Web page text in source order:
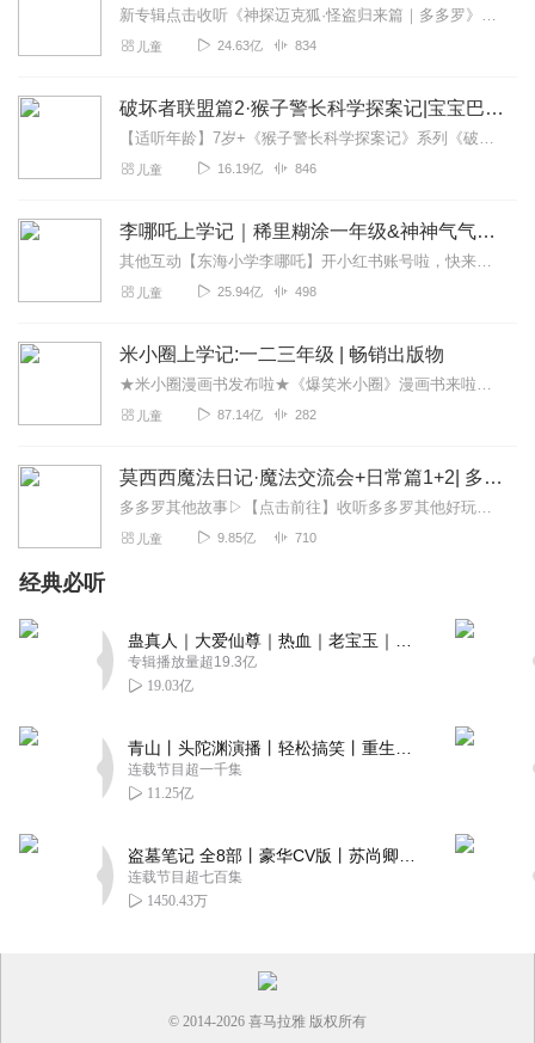
新专辑点击收听《神探迈克狐·怪盗归来篇｜多多罗》！！！>>>点击进入主播橱窗购买《神探迈克狐》系列图书吧!<<<多多罗故事【点击前往】收听多多罗其他好玩有趣的故...
儿童 24.63亿 834
破坏者联盟篇2·猴子警长科学探案记|宝宝巴士故事
【适听年龄】7岁+《猴子警长科学探案记》系列《破坏者联盟篇1·猴子警长科学探案记》>>>《破坏者联盟篇2·猴子警长科学探案记》>>>《破坏者联盟篇3·猴子警长科...
儿童 16.19亿 846
李哪吒上学记｜稀里糊涂一年级&神神气气二年级
其他互动【东海小学李哪吒】开小红书账号啦，快来关注和李哪吒成为好朋友！有机会免费领儿童会员、官方周边！【点击加入】东海小学广播站圈子，更多互动！李哪吒全新冒险番...
儿童 25.94亿 498
米小圈上学记:一二三年级 | 畅销出版物
★米小圈漫画书发布啦★《爆笑米小圈》漫画书来啦《米小圈上学记》一二三年级正版广播剧！《米小圈上学记》系列是儿童作家北猫最新创作的儿童小说系列，作品诙谐幽默、好...
儿童 87.14亿 282
莫西西魔法日记·魔法交流会+日常篇1+2| 多多罗
多多罗其他故事▷【点击前往】收听多多罗其他好玩有趣的故事▷【点击加入】多多罗圈子，和粉丝们一起互动吧！关注公众号：多多罗故事欢迎关注微信公众号/小红书：多多罗...
儿童 9.85亿 710
经典必听
专辑播放量超19.3亿
19.03亿
连载节目超一千集
11.25亿
连载节目超七百集
1450.43万
© 2014-2026 喜马拉雅 版权所有